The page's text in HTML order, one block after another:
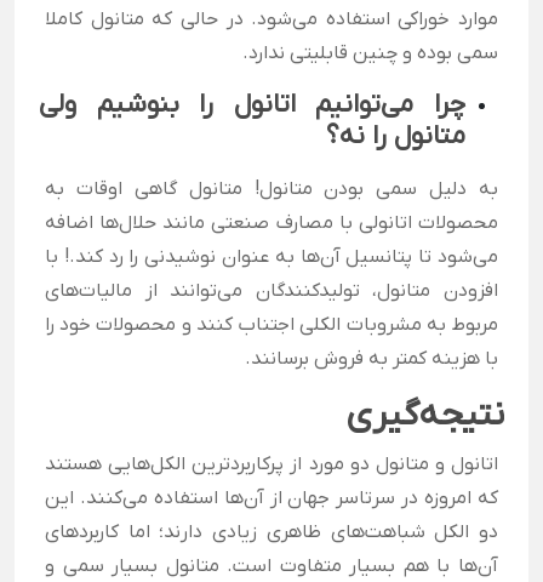
موارد خوراکی استفاده می‌شود. در حالی که متانول کاملا
سمی بوده و چنین قابلیتی ندارد.
چرا می‌توانیم اتانول را بنوشیم ولی
متانول را نه؟
‏به دلیل سمی بودن متانول! متانول گاهی اوقات به
محصولات اتانولی با مصارف صنعتی مانند حلال‌ها اضافه
می‌شود تا پتانسیل آن‌ها به عنوان نوشیدنی را رد کند.! با
افزودن متانول، تولیدکنندگان می‌توانند از مالیات‌های
مربوط به مشروبات الکلی اجتناب کنند و محصولات خود را
با هزینه کمتر به فروش برسانند.
نتیجه‌گیری
اتانول و متانول دو مورد از پرکاربردترین الکل‌هایی هستند
که امروزه در سرتاسر جهان از آن‌ها استفاده می‌کنند. این
دو الکل شباهت‌های ظاهری زیادی دارند؛ اما کاربردهای
آن‌ها با هم بسیار متفاوت است. متانول بسیار سمی و